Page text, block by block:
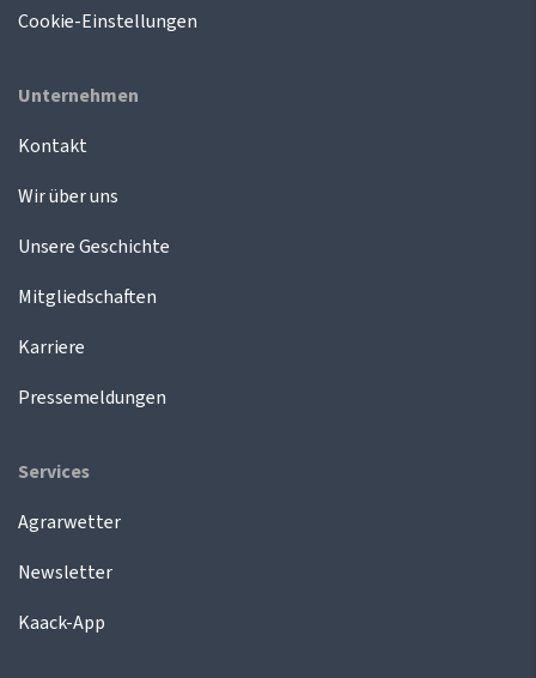
Cookie-Einstellungen
Unternehmen
Kontakt
Wir über uns
Unsere Geschichte
Mitgliedschaften
Karriere
Pressemeldungen
Services
Agrarwetter
Newsletter
Kaack-App